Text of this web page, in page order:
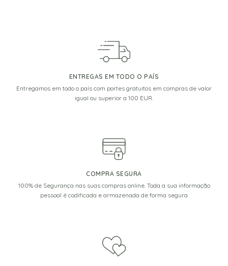
ENTREGAS EM TODO O PAÍS
Entregamos em todo o país com portes gratuitos em compras de valor
igual ou superior a 100 EUR.
COMPRA SEGURA
100% de Segurança nas suas compras online. Toda a sua informação
pessoal é codificada e armazenada de forma segura